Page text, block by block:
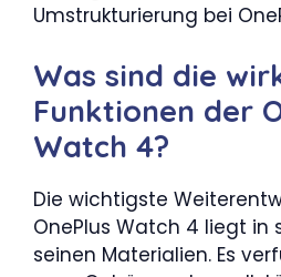
Umstrukturierung bei
Was sind die
Funktionen der
Watch 4?
Die wichtigste
OnePlus Watch 4 liegt in
seinen Materialien. Es